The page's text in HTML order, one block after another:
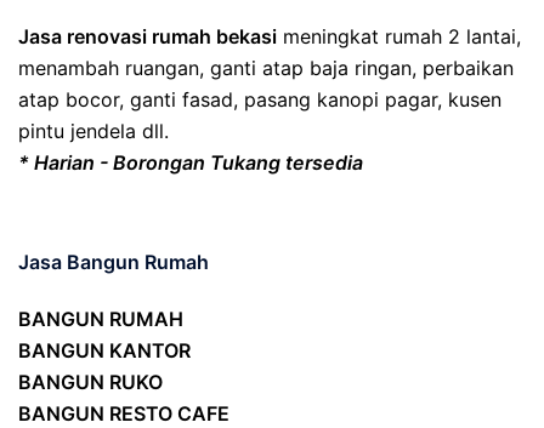
Jasa renovasi rumah bekasi meningkat rumah 2 lantai,
menambah ruangan, ganti atap baja ringan, perbaikan
atap bocor, ganti fasad, pasang kanopi pagar, kusen
pintu jendela dll.
* Harian - Borongan Tukang tersedia
Jasa Bangun Rumah
BANGUN RUMAH
BANGUN KANTOR
BANGUN RUKO
BANGUN RESTO CAFE